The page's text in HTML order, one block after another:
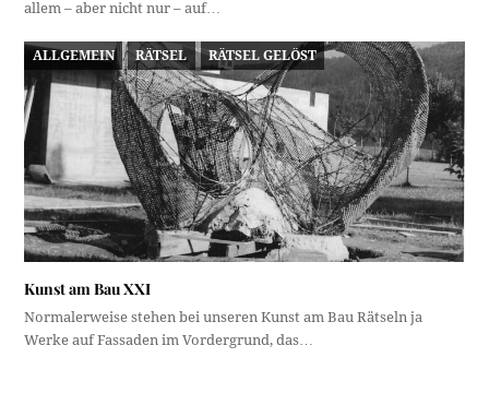
allem – aber nicht nur – auf…
ALLGEMEIN RÄTSEL RÄTSEL GELÖST
Kunst am Bau XXI
Normalerweise stehen bei unseren Kunst am Bau Rätseln ja
Werke auf Fassaden im Vordergrund, das…